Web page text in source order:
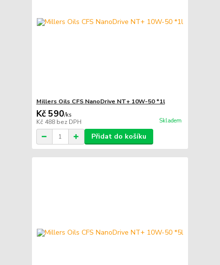
Millers Oils CFS NanoDrive NT+ 10W-50 *1l
Kč 590/ks
Kč 488 bez DPH Skladem
Přidat do košíku